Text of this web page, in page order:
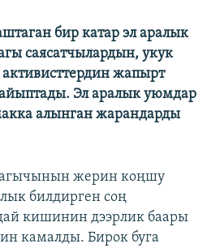
бир катар эл аралык
саясатчылардын, укук
жапырт
Эл аралык уюмдар
алынган жарандарды
жерин коңшу
билдирген соң
кишинин дээрлик баары
камалды. Бирок буга